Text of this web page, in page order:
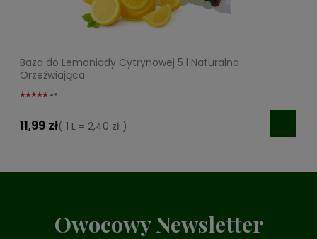
Baza do Lemoniady Cytrynowej 5 l Naturalna
Orzeźwiająca
4.9
11,99 zł( 1 L = 2,40 zł )
Owocowy Newsletter